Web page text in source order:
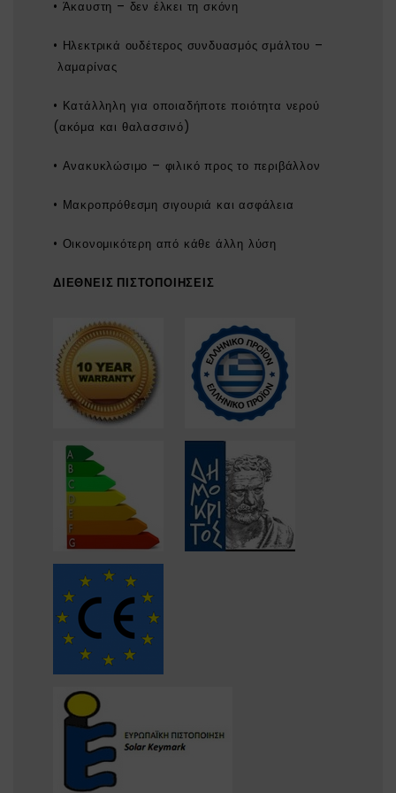
• Άκαυστη – δεν έλκει τη σκόνη
• Ηλεκτρικά ουδέτερος συνδυασμός σμάλτου –
λαμαρίνας
• Κατάλληλη για οποιαδήποτε ποιότητα νερού
(ακόμα και θαλασσινό)
• Ανακυκλώσιμο – φιλικό προς το περιβάλλον
• Μακροπρόθεσμη σιγουριά και ασφάλεια
• Οικονομικότερη από κάθε άλλη λύση
ΔΙΕΘΝΕΙΣ ΠΙΣΤΟΠΟΙΗΣΕΙΣ